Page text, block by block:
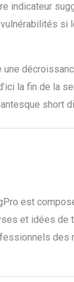
indicateur
la fin de la
short
est
et idées de
des